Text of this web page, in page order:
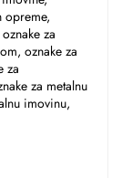
za
oznake za
za
za metalnu
imovinu,